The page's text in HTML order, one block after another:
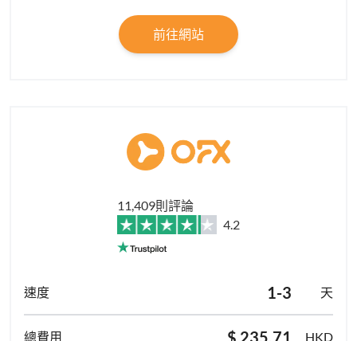
前往網站
11,409則評論
4.2
1-3 天
$ 235.71
HKD